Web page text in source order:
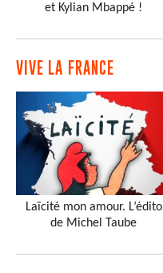
et Kylian Mbappé !
VIVE LA FRANCE
Laïcité mon amour. L’édito
de Michel Taube